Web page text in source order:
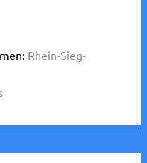
Rhein-Sieg-